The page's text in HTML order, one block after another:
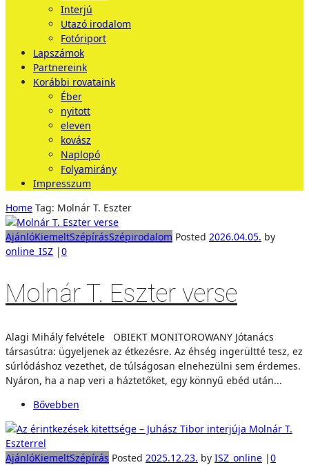
Interjú
Utazó irodalom
Fotóriport
Lapszámok
Partnereink
Korábbi rovataink
Éber
nyitott
eleven
kovász
Naplopó
Folyamirány
Impresszum
Home Tag: Molnár T. Eszter
AjánlóKiemeltSzépírásSzépirodalom Posted 2026.04.05. by
online_ISZ |0
Molnár T. Eszter verse
Alagi Mihály felvétele OBIEKT MONITOROWANY Jótanács
társasútra: ügyeljenek az étkezésre. Az éhség ingerültté tesz, ez
súrlódáshoz vezethet, de túlságosan elnehezülni sem érdemes.
Nyáron, ha a nap veri a háztetőket, egy könnyű ebéd után...
Bővebben
AjánlóKiemeltSzépírás Posted 2025.12.23. by ISZ_online |0